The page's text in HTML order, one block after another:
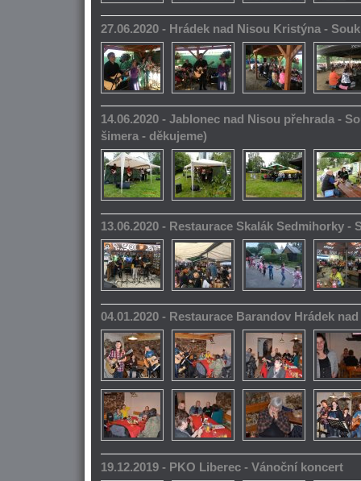
27.06.2020 - Hrádek nad Nisou Kristýna -
14.06.2020 - Jablonec nad Nisou přehrada -
šimera - děkujeme)
13.06.2020 - Restaurace Skalák Sedmihorky -
04.01.2020 - Restaurace Barandov Hrádek
19.12.2019 - PKO Liberec - Vánoční koncert